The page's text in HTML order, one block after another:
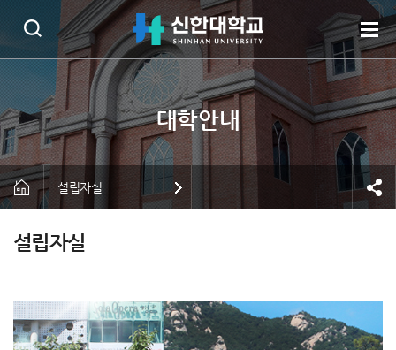
설립자실
설립자실